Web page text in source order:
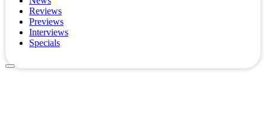
Reviews
Previews
Interviews
Specials